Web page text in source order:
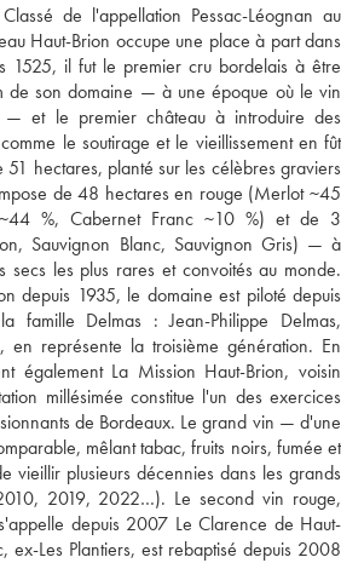
de l'appellation Pessac-Léognan au
Haut-Brion occupe une place à part dans
1525, il fut le premier cru bordelais à être
de son domaine — à une époque où le vin
— et le premier château à introduire des
le soutirage et le vieillissement en fût
hectares, planté sur les célèbres graviers
de 48 hectares en rouge (Merlot ~45
%, Cabernet Franc ~10 %) et de 3
Sauvignon Blanc, Sauvignon Gris) — à
secs les plus rares et convoités au monde.
depuis 1935, le domaine est piloté depuis
famille Delmas : Jean-Philippe Delmas,
en représente la troisième génération. En
également La Mission Haut-Brion, voisin
millésimée constitue l'un des exercices
de Bordeaux. Le grand vin — d'une
mêlant tabac, fruits noirs, fumée et
vieillir plusieurs décennies dans les grands
2019, 2022…). Le second vin rouge,
depuis 2007 Le Clarence de Haut-
ex-Les Plantiers, est rebaptisé depuis 2008